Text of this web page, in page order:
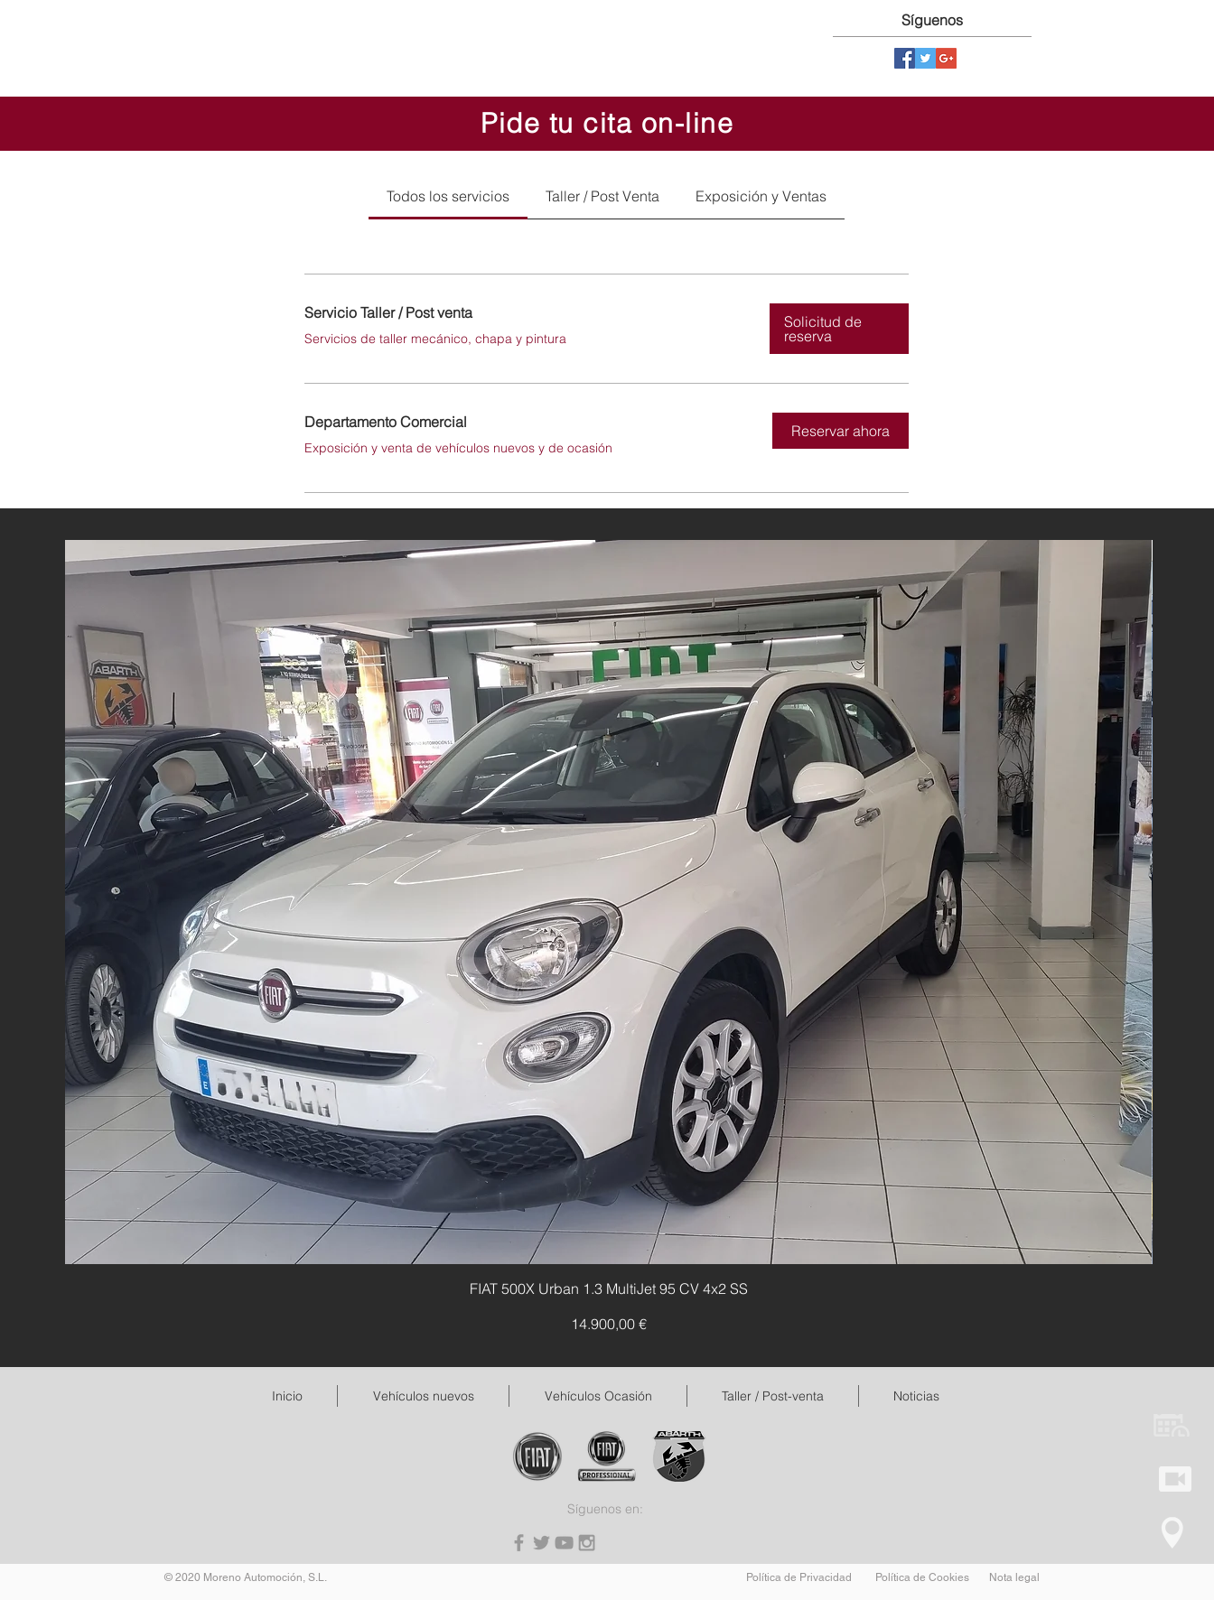
Síguenos
Todos los servicios Taller / Post Venta Exposición y Ventas
Servicio Taller / Post venta
Servicios de taller mecánico, chapa y pintura
Solicitud de
reserva
Departamento Comercial
Exposición y venta de vehículos nuevos y de ocasión
Reservar ahora
Pide tu cita on-line
FIAT 500X Urban 1.3 MultiJet 95 CV 4x2 SS
Precio
14.900,00 €
Inicio Vehículos nuevos Vehículos Ocasión Taller / Post-venta Noticias
Síguenos en:
© 2020 Moreno Automoción, S.L. Política de Privacidad Política de Cookies Nota legal